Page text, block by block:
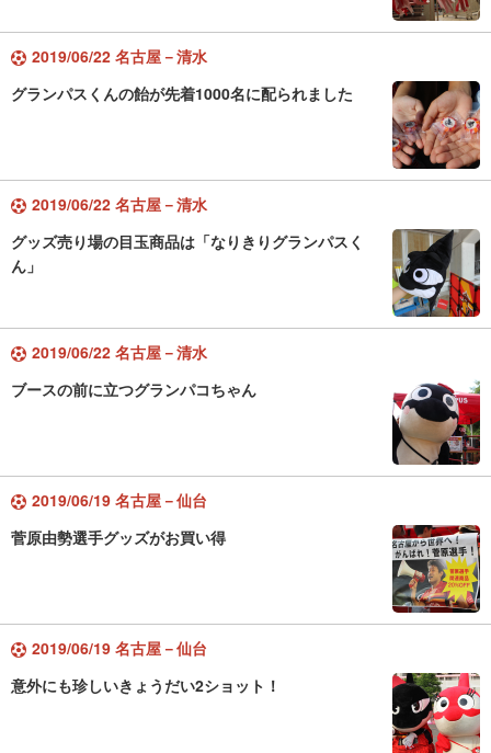
2019/06/22 名古屋－清水
グランパスくんの飴が先着1000名に配られました
2019/06/22 名古屋－清水
グッズ売り場の目玉商品は「なりきりグランパスく
ん」
2019/06/22 名古屋－清水
ブースの前に立つグランパコちゃん
2019/06/19 名古屋－仙台
菅原由勢選手グッズがお買い得
2019/06/19 名古屋－仙台
意外にも珍しいきょうだい2ショット！